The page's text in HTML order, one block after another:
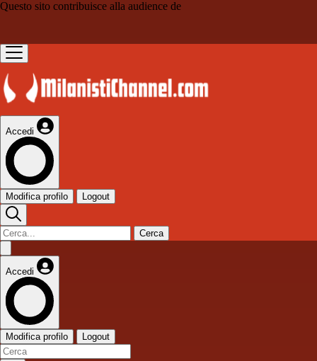
Questo sito contribuisce alla audience de
Accedi
Modifica profilo Logout
Cerca
Accedi
Modifica profilo Logout